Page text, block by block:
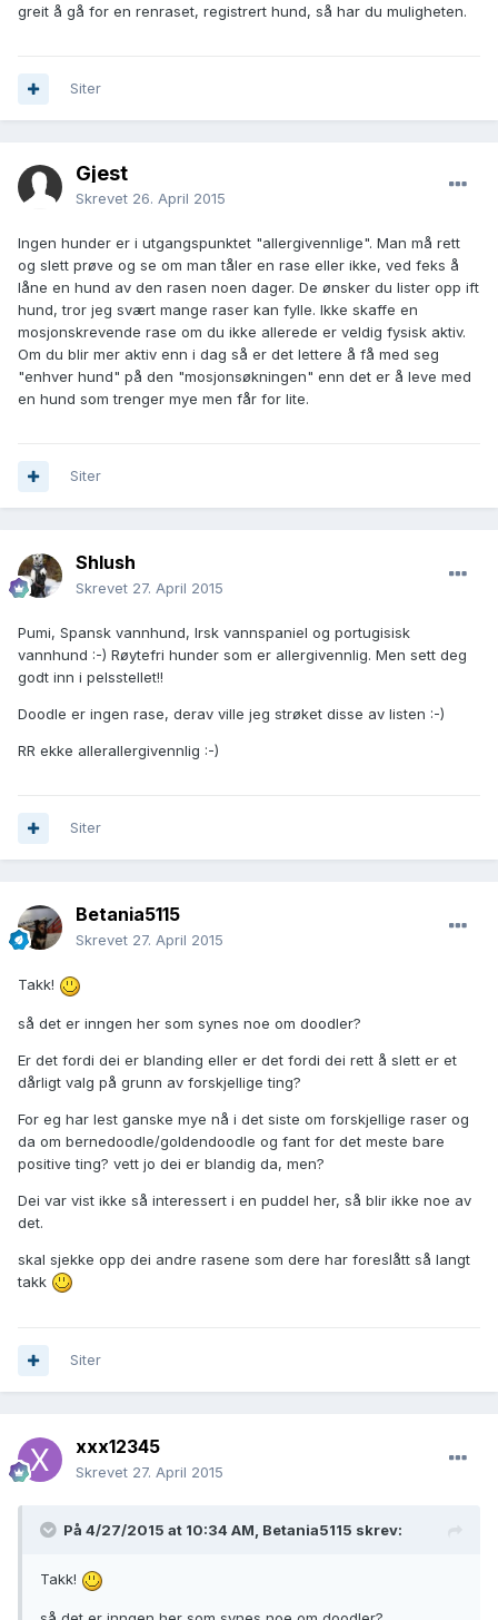
greit å gå for en renraset, registrert hund, så har du muligheten.
Siter
Gjest
Skrevet 26. April 2015
Ingen hunder er i utgangspunktet "allergivennlige". Man må rett
og slett prøve og se om man tåler en rase eller ikke, ved feks å
låne en hund av den rasen noen dager. De ønsker du lister opp ift
hund, tror jeg svært mange raser kan fylle. Ikke skaffe en
mosjonskrevende rase om du ikke allerede er veldig fysisk aktiv.
Om du blir mer aktiv enn i dag så er det lettere å få med seg
"enhver hund" på den "mosjonsøkningen" enn det er å leve med
en hund som trenger mye men får for lite.
Siter
Shlush
Skrevet 27. April 2015
Pumi, Spansk vannhund, Irsk vannspaniel og portugisisk
vannhund :-) Røytefri hunder som er allergivennlig. Men sett deg
godt inn i pelsstellet!!
Doodle er ingen rase, derav ville jeg strøket disse av listen :-)
RR ekke allerallergivennlig :-)
Siter
Betania5115
Skrevet 27. April 2015
Takk!
så det er inngen her som synes noe om doodler?
Er det fordi dei er blanding eller er det fordi dei rett å slett er et
dårligt valg på grunn av forskjellige ting?
For eg har lest ganske mye nå i det siste om forskjellige raser og
da om bernedoodle/goldendoodle og fant for det meste bare
positive ting? vett jo dei er blandig da, men?
Dei var vist ikke så interessert i en puddel her, så blir ikke noe av
det.
skal sjekke opp dei andre rasene som dere har foreslått så langt
takk
Siter
xxx12345
Skrevet 27. April 2015
På 4/27/2015 at 10:34 AM, Betania5115 skrev:
Takk!